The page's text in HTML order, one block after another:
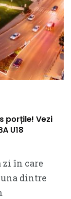
porțile! Vezi
U18
zi în care
dintre